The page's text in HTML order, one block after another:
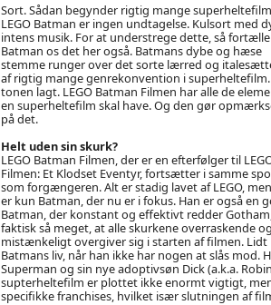
Sort. Sådan begynder rigtig mange
LEGO Batman er ingen undtagelse. Kulsort med
intens musik. For at understrege dette, så
Batman os det her også. Batmans dybe og hæse
stemme runger over det sorte lærred og
af rigtig mange genrekonvention i superheltefilm.
tonen lagt. LEGO Batman Filmen har alle de
en superheltefilm skal have. Og den gør
på det.
Helt uden sin skurk?
LEGO Batman Filmen, der er en efterfølger til
Filmen: Et Klodset Eventyr, fortsætter i samme
som forgængeren. Alt er stadig lavet af LEGO,
er kun Batman, der nu er i fokus. Han er også en
Batman, der konstant og effektivt redder
faktisk så meget, at alle skurkene overraskende
mistænkeligt overgiver sig i starten af filmen.
Batmans liv, når han ikke har nogen at slås mod.
Superman og sin nye adoptivsøn Dick (a.k.a.
supterheltefilm er plottet ikke enormt vigtigt,
specifikke franchises, hvilket især slutningen af